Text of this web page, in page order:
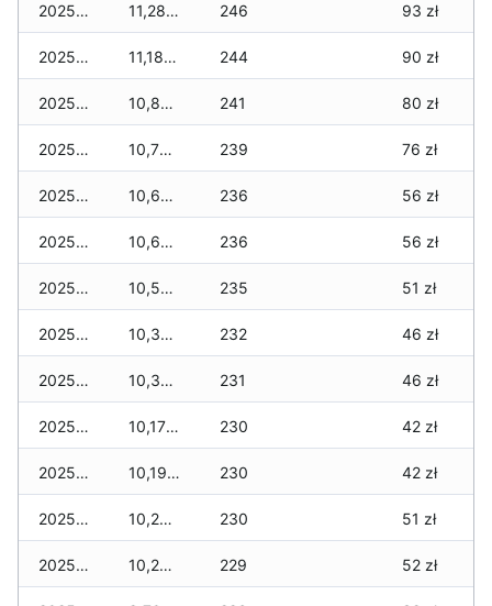
2025-12-25 11,280 zł 246 93 zł
2025-12-24 11,180 zł 244 90 zł
2025-12-23 10,860 zł 241 80 zł
2025-12-22 10,750 zł 239 76 zł
2025-12-21 10,650 zł 236 56 zł
2025-12-20 10,650 zł 236 56 zł
2025-12-19 10,500 zł 235 51 zł
2025-12-18 10,360 zł 232 46 zł
2025-12-17 10,320 zł 231 46 zł
2025-12-16 10,170 zł 230 42 zł
2025-12-15 10,190 zł 230 42 zł
2025-12-14 10,270 zł 230 51 zł
2025-12-13 10,260 zł 229 52 zł